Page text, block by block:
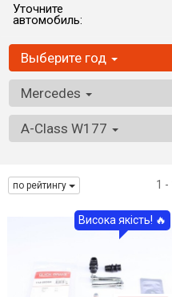
Уточните
автомобиль:
Выберите год
Mercedes
A-Class W177
по рейтингу 1 -
Висока якість! 🔥